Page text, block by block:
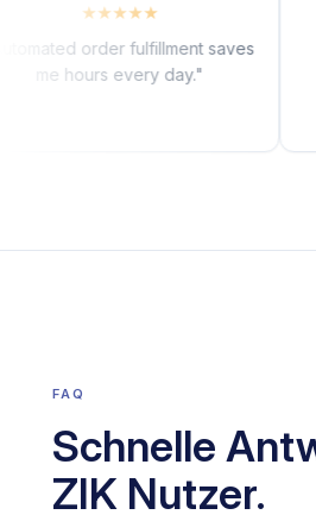
★★★
order fulfillment saves
hours every day."
FAQ
Schnelle
ZIK Nutzer.